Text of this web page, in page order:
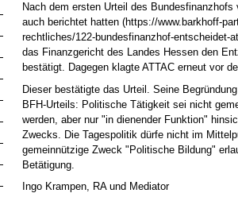
Nach dem ersten Urteil des
auch berichtet hatten (https://www.barkhoff-
rechtliches/122-bundesfinanzhof-entscheidet-
das Finanzgericht des Landes Hessen den
bestätigt. Dagegen klagte ATTAC erneut vor
Dieser bestätigte das Urteil. Seine
BFH-Urteils: Politische Tätigkeit sei nicht
werden, aber nur "in dienender Funktion"
Zwecks. Die Tagespolitik dürfe nicht im
gemeinnützige Zweck "Politische Bildung"
Betätigung.
Ingo Krampen, RA und Mediator